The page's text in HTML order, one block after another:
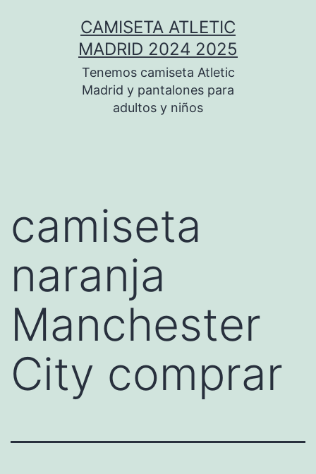
CAMISETA ATLETIC
MADRID 2024 2025
Tenemos camiseta Atletic
Madrid y pantalones para
adultos y niños
camiseta
naranja
Manchester
City comprar